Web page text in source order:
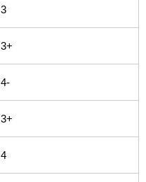
3
3+
4-
3+
4